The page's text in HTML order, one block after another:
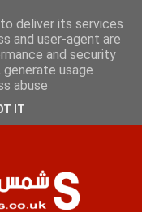
الصفحات
deliver its services
and user-agent are
and security
usage
abuse.
IT